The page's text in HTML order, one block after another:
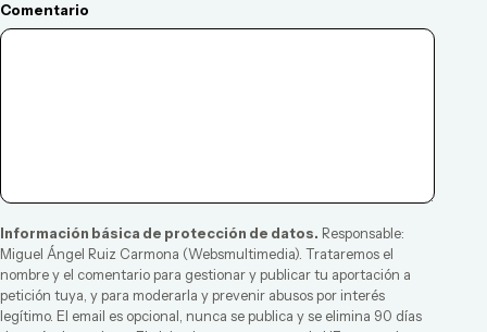
Comentario
Información básica de protección de datos. Responsable:
Miguel Ángel Ruiz Carmona (Websmultimedia). Trataremos el
nombre y el comentario para gestionar y publicar tu aportación a
petición tuya, y para moderarla y prevenir abusos por interés
legítimo. El email es opcional, nunca se publica y se elimina 90 días